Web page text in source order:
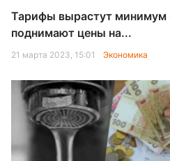
Тарифы вырастут минимум
поднимают цены на...
21 марта 2023, 15:01 Экономика